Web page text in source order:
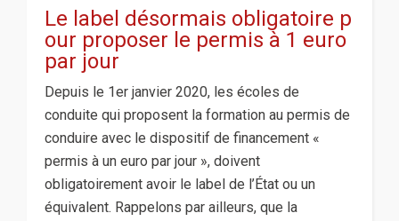
Le label désormais obligatoire p
our proposer le permis à 1 euro
par jour
Depuis le 1er janvier 2020, les écoles de
conduite qui proposent la formation au permis de
conduire avec le dispositif de financement «
permis à un euro par jour », doivent
obligatoirement avoir le label de l’État ou un
équivalent. Rappelons par ailleurs, que la